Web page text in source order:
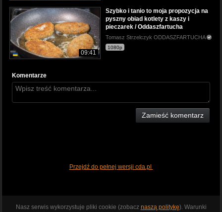
09:41
Szybko i tanio to moja propozycja na
pyszny obiad kotlety z kaszy i
pieczarek / Oddaszfartucha
Tomasz Strzelczyk ODDASZFARTUCHA
1080p
Komentarze
Zamieść komentarz
Przejdź do pełnej wersji cda.pl
Nasz serwis wykorzystuje pliki cookie (zobacz naszą politykę). Warunki